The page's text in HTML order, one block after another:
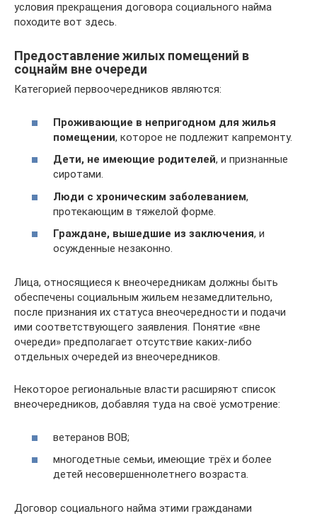
условия прекращения договора социального найма
походите вот здесь.
Предоставление жилых помещений в
соцнайм вне очереди
Категорией первоочередников являются:
Проживающие в непригодном для жилья
помещении, которое не подлежит капремонту.
Дети, не имеющие родителей, и признанные
сиротами.
Люди с хроническим заболеванием,
протекающим в тяжелой форме.
Граждане, вышедшие из заключения, и
осужденные незаконно.
Лица, относящиеся к внеочередникам должны быть
обеспечены социальным жильем незамедлительно,
после признания их статуса внеочередности и подачи
ими соответствующего заявления. Понятие «вне
очереди» предполагает отсутствие каких-либо
отдельных очередей из внеочередников.
Некоторое региональные власти расширяют список
внеочередников, добавляя туда на своё усмотрение:
ветеранов ВОВ;
многодетные семьи, имеющие трёх и более
детей несовершеннолетнего возраста.
Договор социального найма этими гражданами